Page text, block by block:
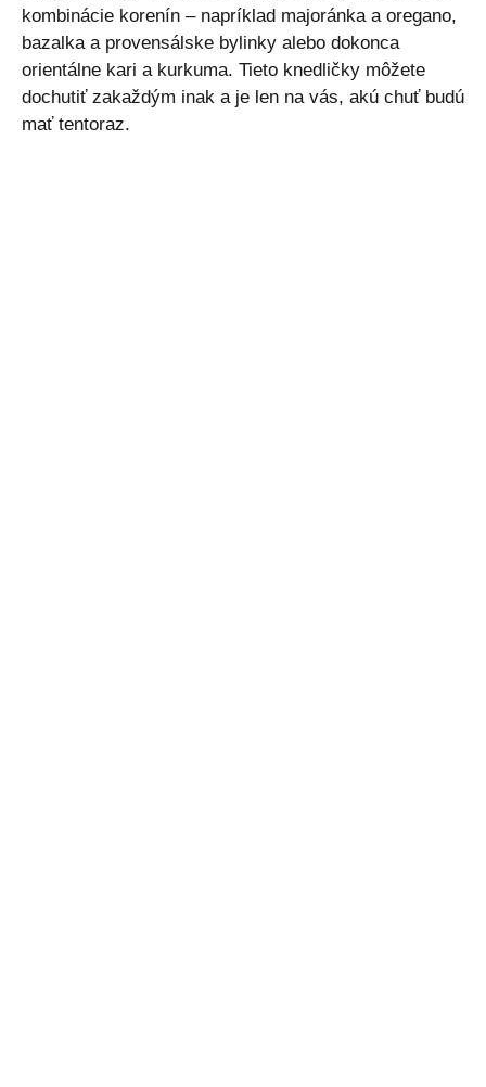
kombinácie korenín – napríklad majoránka a oregano,
bazalka a provensálske bylinky alebo dokonca
orientálne kari a kurkuma. Tieto knedličky môžete
dochutiť zakaždým inak a je len na vás, akú chuť budú
mať tentoraz.